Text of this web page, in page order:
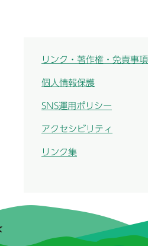
リンク・著作権・免責事項
個人情報保護
SNS運用ポリシー
アクセシビリティ
リンク集